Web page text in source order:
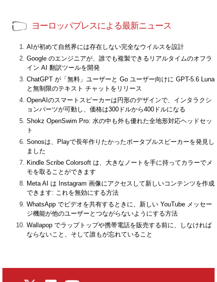
ヨーロッパプレスによる最新ニュース
AIが初めて自然界には存在しない完全なウイルスを設計
Google のエンジニアが、誰でも複製できるリアルタイムのオフラ
イン AI 翻訳ツールを開発
ChatGPT が「無料」ユーザーと Go ユーザー向けに GPT-5.6 Luna
と無制限のテキスト チャットをリリース
OpenAIのスマートスピーカーは円形のデザインで、インタラクシ
ョンパーツが可動し、価格は300ドルから400ドルになる
Shokz OpenSwim Pro: 水の中も外も優れた全地形対応ヘッドセッ
ト
Sonosは、Playで長年作りたかったポータブルスピーカーを発見し
ました
Kindle Scribe Colorsoft は、大きなノートを手に持ってカラーでメ
モを取ることができます
Meta AI は Instagram 画像にアクセスして新しいコンテンツを作成
できます: これを無効にする方法
WhatsApp でビデオを共有するときに、新しい YouTube メッセー
ジ機能が他のユーザーとつながらないようにする方法
Wallapop でラップトップや携帯電話を販売する前に、しなければ
ならないこと、そして誰もが忘れていること